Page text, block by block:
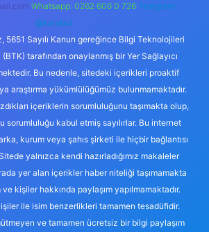
Whatsapp: 0262 606 0 726 Telegram:
@karabul
5651 Sayılı Kanun gereğince Bilgi Teknolojileri
tarafından onaylanmış bir Yer Sağlayıcı
Bu nedenle, sitedeki içerikleri proaktif
araştırma yükümlülüğümüz bulunmamaktadır.
içeriklerin sorumluluğunu taşımakta olup,
sorumluluğu kabul etmiş sayılırlar. Bu internet
kurum veya şahıs şirketi ile hiçbir bağlantısı
yalnızca kendi hazırladığımız makaleler
yer alan içerikler haber niteliği taşımamakta
kişiler hakkında paylaşım yapılmamaktadır.
ile isim benzerlikleri tamamen tesadüfidir.
ve tamamen ücretsiz bir bilgi paylaşım